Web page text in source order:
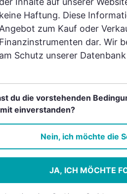
Einfach und
freizuschalten.
keine Haftung. Diese
Angebot zum Kauf oder
Finanzinstrumenten dar. Wir
am Schutz unserer
du die vorstehenden
einverstanden?
Nein, ich möchte die
JA, ICH MÖCHTE